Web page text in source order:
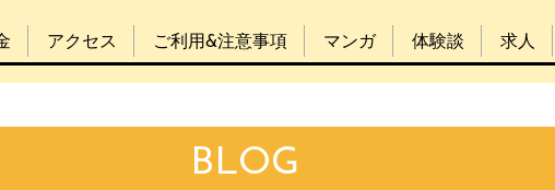
アクセス ご利用&注意事項 マンガ 体験談 求人
BLOG